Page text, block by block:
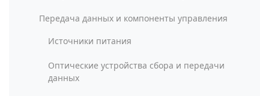
Передача данных и компоненты управления
Источники питания
Оптические устройства сбора и передачи
данных